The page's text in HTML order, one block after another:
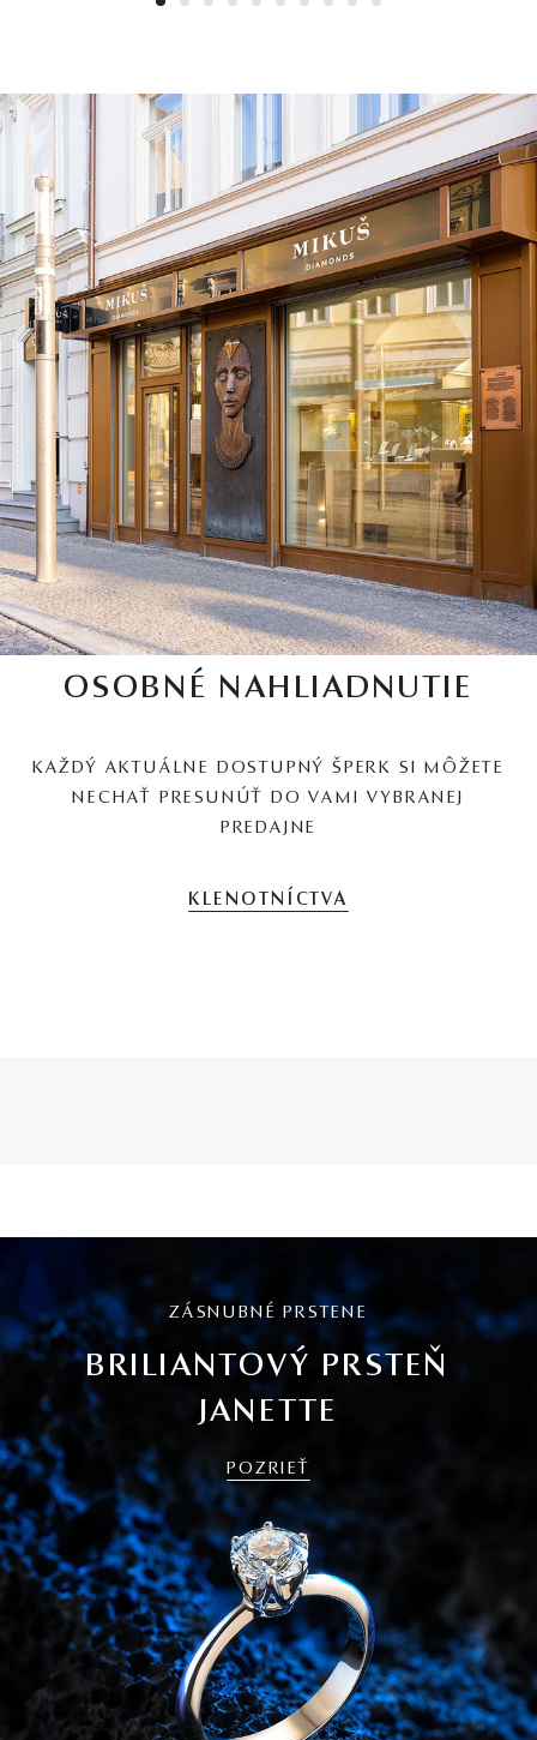
1 2 3 4 5 6 7 8 9 10
OSOBNÉ NAHLIADNUTIE
KAŽDÝ AKTUÁLNE DOSTUPNÝ ŠPERK SI MÔŽETE
NECHAŤ PRESUNÚŤ DO VAMI VYBRANEJ
PREDAJNE
KLENOTNÍCTVA
ZÁSNUBNÉ PRSTENE
BRILIANTOVÝ PRSTEŇ
JANETTE
POZRIEŤ